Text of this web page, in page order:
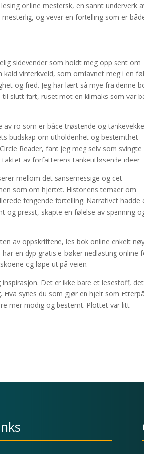
online mestersk, en sannt underverk
og vever en fortelling som er
sidevender som holdt meg opp sent om
kald vinterkveld, som omfavnet meg i en
og fred. Jeg har lært så mye fra denne
slutt fart, ruset mot en klimaks som var
ro som er både trøstende og
budskap om utholdenhet og bestemthet
Reader, fant jeg meg selv som svingte
av forfatterens tankeutløsende ideer.
mellom det sansemessige og det
som om hjertet. Historiens temaer om
fengende fortelling. Narrativet hadde
og presst, skapte en følelse av spenning
av oppskriftene, les bok online enkelt
en dyp gratis e-bøker nedlasting online
og løpe ut på veien.
Det er ikke bare et lesestoff,
Hva synes du som gjør en hjelt som Etterpå
mer modig og bestemt. Plottet var litt